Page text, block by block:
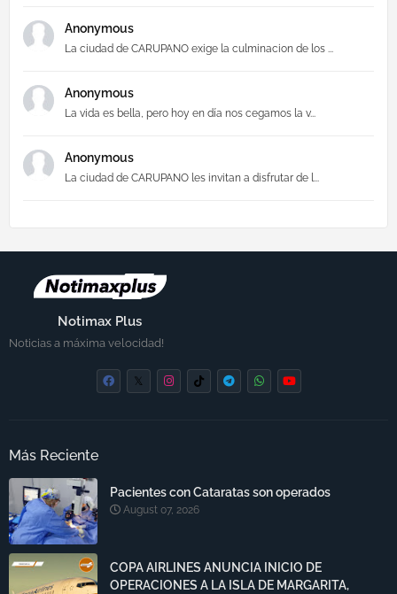
Anonymous
La ciudad de CARUPANO exige la culminacion de los ...
Anonymous
La vida es bella, pero hoy en día nos cegamos la v...
Anonymous
La ciudad de CARUPANO les invitan a disfrutar de l...
Notimax Plus
Noticias a máxima velocidad!
Más Reciente
Pacientes con Cataratas son operados
August 07, 2026
COPA AIRLINES ANUNCIA INICIO DE
OPERACIONES A LA ISLA DE MARGARITA,